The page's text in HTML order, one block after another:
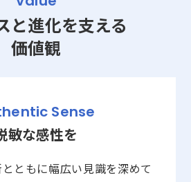
と進化を支える
価値観
Sense
敏な感性を
ともに幅広い見識を深めて